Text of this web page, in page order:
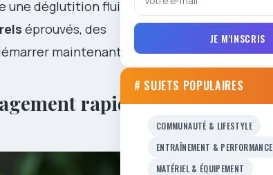
une déglutition fluide et
éprouvés, des
maintenant.
rapide
JE M'INSCRIS
# SUJETS POPULAIRES
COMMUNAUTÉ & LIFESTYLE
ENTRAÎNEMENT & PERFORMANCE
MATÉRIEL & ÉQUIPEMENT